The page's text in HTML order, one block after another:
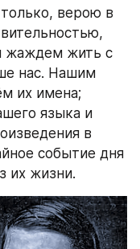
верою в
жаждем жить с
нас. Нашим
их имена;
языка и
в
событие дня
их жизни.